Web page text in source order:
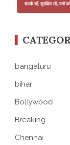
bangaluru
bihar
Bollywood
Breaking
Chennai